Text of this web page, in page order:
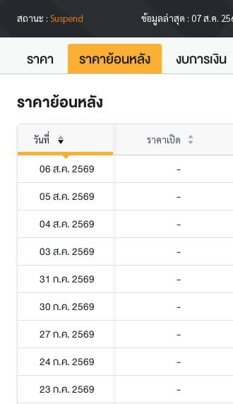
สถานะ : Suspend ข้อมูลล่าสุด : 07 ส.ค.
ราคา ราคาย้อนหลัง งบการเงิน
ราคาย้อนหลัง
วันที่ ราคาเปิด
06 ส.ค. 2569 -
05 ส.ค. 2569
-
04 ส.ค. 2569
-
03 ส.ค. 2569
-
31 ก.ค. 2569
-
30 ก.ค. 2569
-
27 ก.ค. 2569
-
24 ก.ค. 2569
-
23 ก.ค. 2569
-